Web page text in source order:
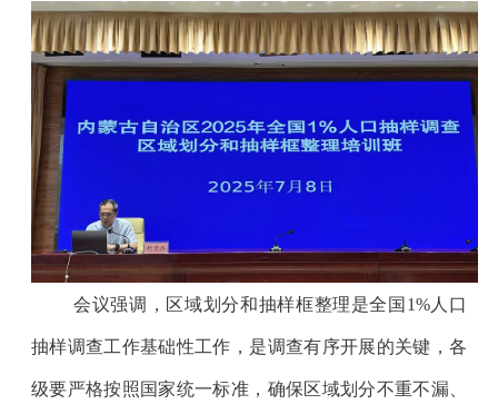
会议强调，区域划分和抽样框整理是全国 1%人口
抽样调查工作基础性工作，是调查有序开展的关键，各
级要严格按照国家统一标准，确保区域划分不重不漏、